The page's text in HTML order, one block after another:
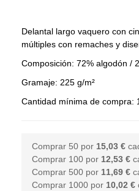
Delantal largo vaquero con
múltiples con remaches y
Composición: 72% algodón /
Gramaje: 225 g/m²
Cantidad mínima de compra:
Comprar 50 por 15,03 €
Comprar 100 por 12,53 €
Comprar 500 por 11,69 €
Comprar 1000 por 10,02 €